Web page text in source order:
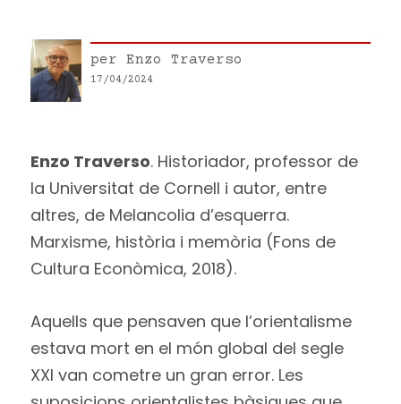
per Enzo Traverso
17/04/2024
Enzo Traverso. Historiador, professor de
la Universitat de Cornell i autor, entre
altres, de Melancolia d’esquerra.
Marxisme, història i memòria (Fons de
Cultura Econòmica, 2018).
Aquells que pensaven que l’orientalisme
estava mort en el món global del segle
XXI van cometre un gran error. Les